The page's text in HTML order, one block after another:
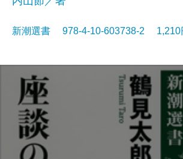
新潮選書 978-4-10-603738-2